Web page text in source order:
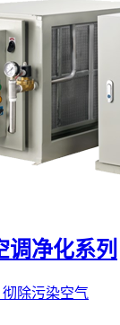
调净化系列
除污染空气